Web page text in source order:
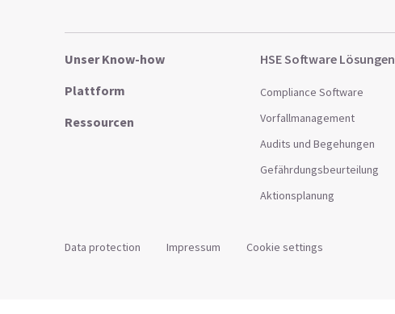
Unser Know-how
Plattform
Ressourcen
HSE Software Lösungen
Compliance Software
Vorfallmanagement
Audits und Begehungen
Gefährdungsbeurteilung
Aktionsplanung
Data protection Impressum Cookie settings